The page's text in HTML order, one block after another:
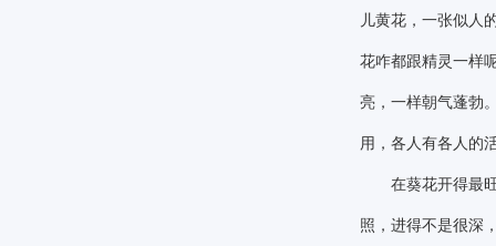
儿黄花，一张似人
花咋都跟精灵一样
亮，一样朝气蓬勃
用，各人有各人的
在葵花开得最旺
照，进得不是很深